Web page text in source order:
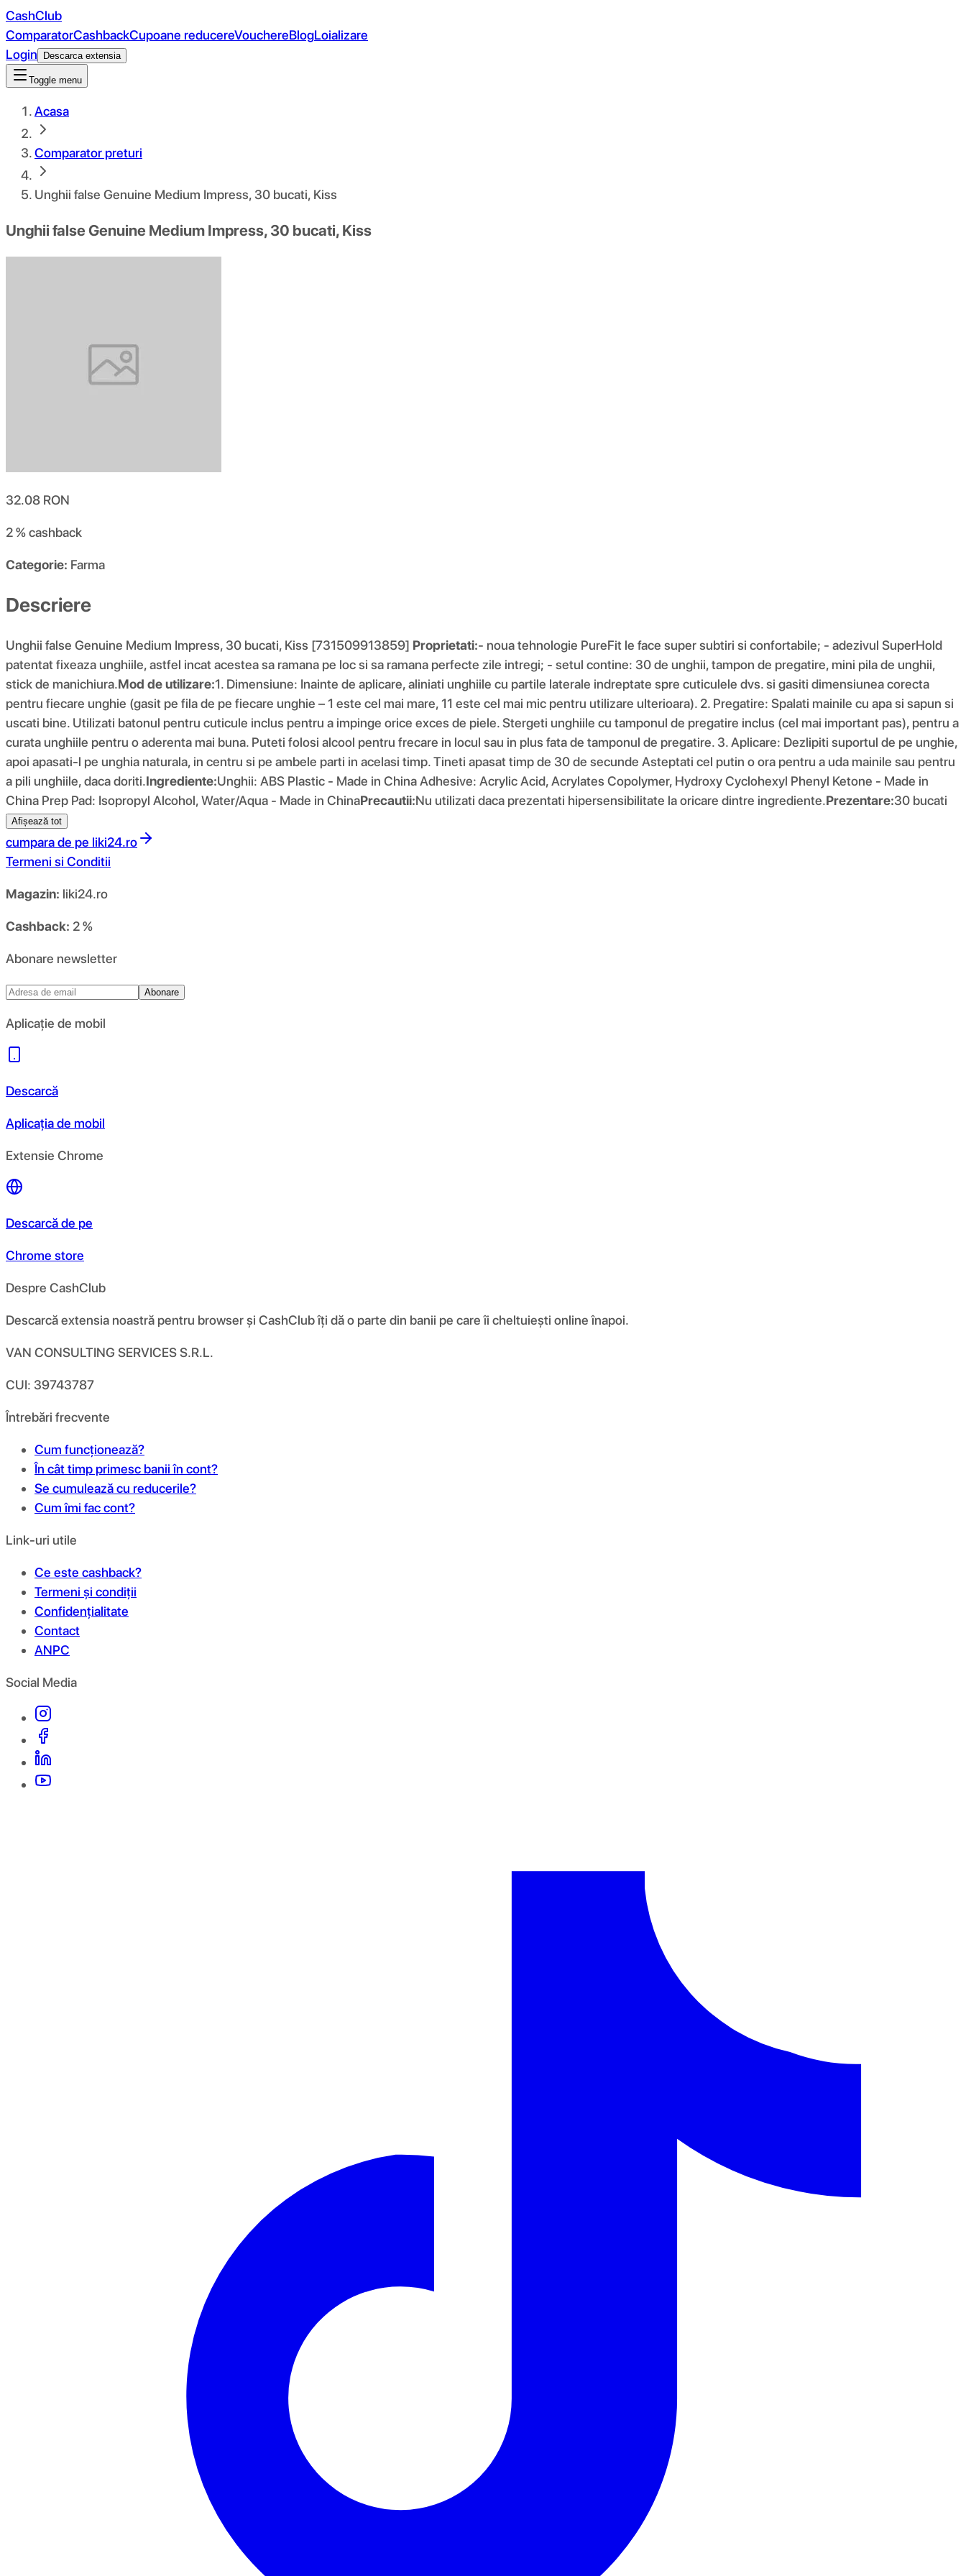
CashClub
ComparatorCashbackCupoane reducereVouchereBlogLoializare
Login
Descarca extensia
Toggle menu
Acasa
Comparator preturi
Unghii false Genuine Medium Impress, 30 bucati, Kiss
Unghii false Genuine Medium Impress, 30 bucati, Kiss
32.08 RON
2 %cashback
Categorie: Farma
Descriere
Unghii false Genuine Medium Impress, 30 bucati, Kiss [731509913859] Proprietati:- noua tehnologie PureFit le face super subtiri si confortabile; - adezivul SuperHold
patentat fixeaza unghiile, astfel incat acestea sa ramana pe loc si sa ramana perfecte zile intregi; - setul contine: 30 de unghii, tampon de pregatire, mini pila de unghii,
stick de manichiura.Mod de utilizare:1. Dimensiune: Inainte de aplicare, aliniati unghiile cu partile laterale indreptate spre cuticulele dvs. si gasiti dimensiunea corecta
pentru fiecare unghie (gasit pe fila de pe fiecare unghie – 1 este cel mai mare, 11 este cel mai mic pentru utilizare ulterioara). 2. Pregatire: Spalati mainile cu apa si sapun si
uscati bine. Utilizati batonul pentru cuticule inclus pentru a impinge orice exces de piele. Stergeti unghiile cu tamponul de pregatire inclus (cel mai important pas), pentru a
curata unghiile pentru o aderenta mai buna. Puteti folosi alcool pentru frecare in locul sau in plus fata de tamponul de pregatire. 3. Aplicare: Dezlipiti suportul de pe unghie,
apoi apasati-l pe unghia naturala, in centru si pe ambele parti in acelasi timp. Tineti apasat timp de 30 de secunde Asteptati cel putin o ora pentru a uda mainile sau pentru
a pili unghiile, daca doriti.Ingrediente:Unghii: ABS Plastic - Made in China Adhesive: Acrylic Acid, Acrylates Copolymer, Hydroxy Cyclohexyl Phenyl Ketone - Made in
China Prep Pad: Isopropyl Alcohol, Water/Aqua - Made in ChinaPrecautii:Nu utilizati daca prezentati hipersensibilitate la oricare dintre ingrediente.Prezentare:30 bucati
Afișează tot
cumpara de pe liki24.ro
Termeni si Conditii
Magazin: liki24.ro
Cashback: 2 %
Abonare newsletter
Abonare
Aplicație de mobil
Descarcă
Aplicația de mobil
Extensie Chrome
Descarcă de pe
Chrome store
Despre CashClub
Descarcă extensia noastră pentru browser și CashClub îți dă o parte din banii pe care îi cheltuiești online înapoi.
VAN CONSULTING SERVICES S.R.L.
CUI: 39743787
Întrebări frecvente
Cum funcționează?
În cât timp primesc banii în cont?
Se cumulează cu reducerile?
Cum îmi fac cont?
Link-uri utile
Ce este cashback?
Termeni și condiții
Confidențialitate
Contact
ANPC
Social Media